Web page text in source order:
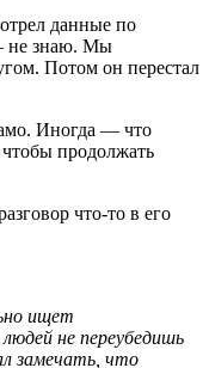
данные по
не знаю. Мы
Потом он перестал
Иногда — что
продолжать
что-то в его
ищет
не переубедишь
замечать, что